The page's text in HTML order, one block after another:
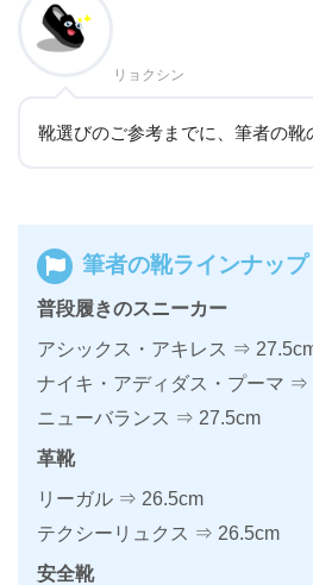
リョクシン
靴選びのご参考までに、筆者の靴
筆者の靴ラインナップ
普段履きのスニーカー
アシックス・アキレス ⇒
ナイキ・アディダス・プーマ ⇒
ニューバランス ⇒ 27.5cm
革靴
リーガル ⇒ 26.5cm
テクシーリュクス ⇒ 26.5cm
安全靴